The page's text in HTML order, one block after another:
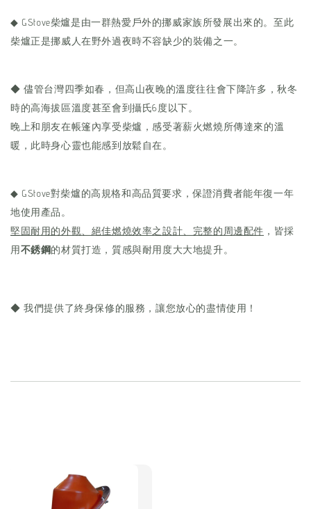
◆ GStove柴爐是由一群熱愛戶外的挪威家族所發展出來的。至此
柴爐正是挪威人在野外過夜時不容缺少的裝備之一。
◆ 儘管台灣四季如春，但高山夜晚的溫度往往會下降許多，秋冬
時的高海拔區溫度甚至會到攝氏6度以下。
晚上和朋友在帳篷內享受柴爐，感受著薪火燃燒所傳達來的溫
暖，此時身心靈也能感到放鬆自在。
◆ GStove對柴爐的高規格和高品質要求，保證消費者能年復一年
地使用產品。
堅固耐用的外觀、絕佳燃燒效率之設計、完整的周邊配件 ，皆採
用不銹鋼的材質打造，質感與耐用度大大地提升。
◆ 我們提供了終身保修的服務，讓您放心的盡情使用！